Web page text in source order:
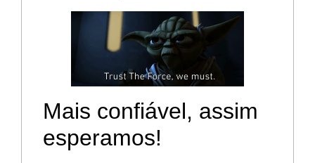
Mais confiável, assim
esperamos!